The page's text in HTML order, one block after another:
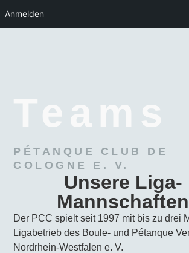
Teams
PÉTANQUE CLUB DE
COLOGNE E. V.
Unsere Liga-
Mannschaften
Der PCC spielt seit 1997 mit bis zu drei
Ligabetrieb des Boule- und Pétanque
Nordrhein-Westfalen e. V.
Anmelden